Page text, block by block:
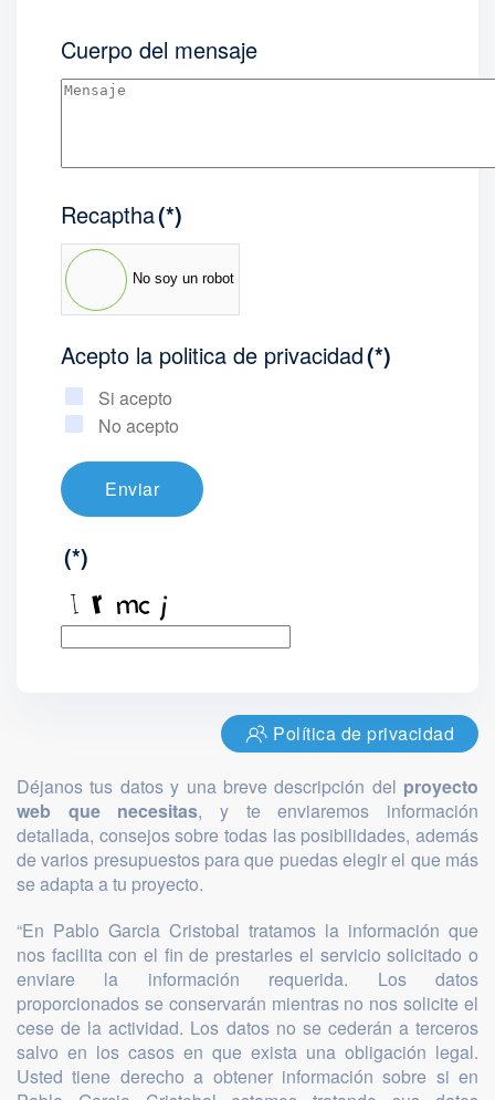
Cuerpo del mensaje
Recaptha(*)
No soy un robot
Acepto la politica de privacidad(*)
Si acepto
No acepto
Enviar
(*)
Política de privacidad
Déjanos tus datos y una breve descripción del proyecto
web que necesitas, y te enviaremos información
detallada, consejos sobre todas las posibilidades, además
de varios presupuestos para que puedas elegir el que más
se adapta a tu proyecto.
“En Pablo Garcia Cristobal tratamos la información que
nos facilita con el fin de prestarles el servicio solicitado o
enviare la información requerida. Los datos
proporcionados se conservarán mientras no nos solicite el
cese de la actividad. Los datos no se cederán a terceros
salvo en los casos en que exista una obligación legal.
Usted tiene derecho a obtener información sobre si en